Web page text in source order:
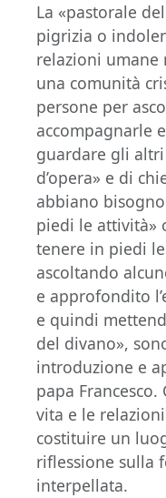
La «pastorale
pigrizia o
relazioni umane
una comunità
persone per
accompagnarle
guardare gli
d’opera» e di
abbiano
piedi le attività»
tenere in piedi
ascoltando
e approfondito
e quindi
del divano»,
introduzione e
papa
vita e le
costituire un
riflessione sulla
interpellata.